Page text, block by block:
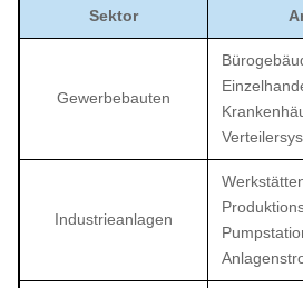
Sektor
Gewerbebauten
Industrieanlagen